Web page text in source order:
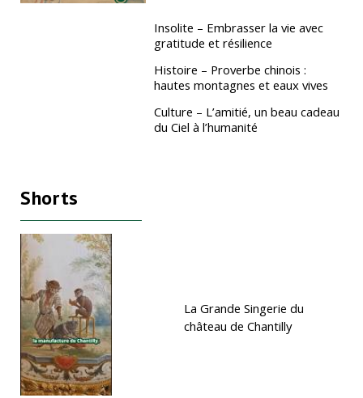
Insolite – Embrasser la vie avec
gratitude et résilience
Histoire – Proverbe chinois :
hautes montagnes et eaux vives
Culture – L’amitié, un beau cadeau
du Ciel à l’humanité
Shorts
La Grande Singerie du
château de Chantilly